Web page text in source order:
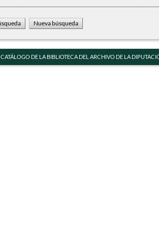
CATÁLOGO DE LA BIBLIOTECA DEL ARCHIVO DE LA